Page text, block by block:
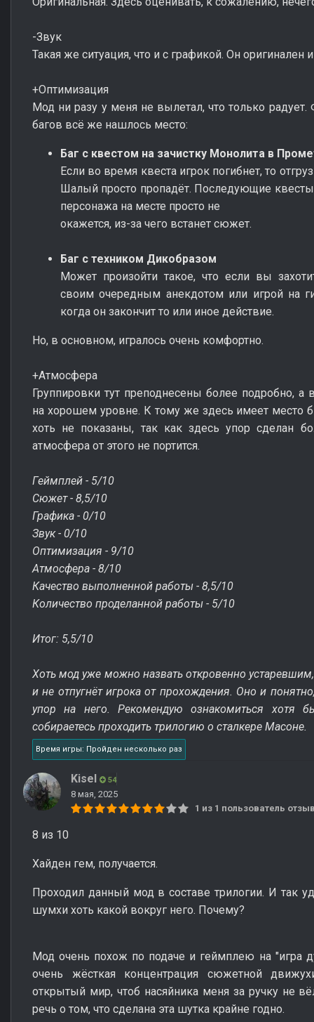
-Звук
Такая же ситуация, что и с графикой. Он оригинален
+Оптимизация
Мод ни разу у меня не вылетал, что только
багов всё же нашлось место:
Баг с квестом на зачистку Монолита в
Если во время квеста игрок погибнет, то
Шалый просто пропадёт. Последующие
персонажа на месте просто не
окажется, из-за чего встанет сюжет.
Баг с техником Дикобразом
Может произойти такое, что если вы
своим очередным анекдотом или игрой на
когда он закончит то или иное действие.
Но, в основном, игралось очень комфортно.
+Атмосфера
Группировки тут преподнесены более подробно,
на хорошем уровне. К тому же здесь имеет место
хоть не показаны, так как здесь упор сделан
атмосфера от этого не портится.
Геймплей - 5/10
Сюжет - 8,5/10
Графика - 0/10
Звук - 0/10
Оптимизация - 9/10
Атмосфера - 8/10
Качество выполненной работы - 8,5/10
Количество проделанной работы - 5/10
Итог: 5,5/10
Хоть мод уже можно назвать откровенно
и не отпугнёт игрока от прохождения. Оно и
упор на него. Рекомендую ознакомиться хотя
собираетесь проходить трилогию о сталкере Масоне.
Время игры: Пройден несколько раз
Kisel 54
8 мая, 2025
1 из 1 пользователь
8 из 10
Хайден гем, получается.
Проходил данный мод в составе трилогии. И так
шумхи хоть какой вокруг него. Почему?
Мод очень похож по подаче и геймплею на "игра
очень жёсткая концентрация сюжетной
открытый мир, чтоб насяйника меня за ручку не
речь о том, что сделана эта шутка крайне годно.